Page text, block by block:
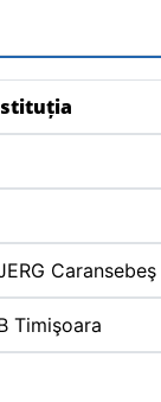
Caransebeş
Timişoara